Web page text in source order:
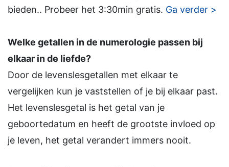
bieden.. Probeer het 3:30min gratis. Ga verder >
Welke getallen in de numerologie passen bij
elkaar in de liefde?
Door de levenslesgetallen met elkaar te
vergelijken kun je vaststellen of je bij elkaar past.
Het levenslesgetal is het getal van je
geboortedatum en heeft de grootste invloed op
je leven, het getal verandert immers nooit.